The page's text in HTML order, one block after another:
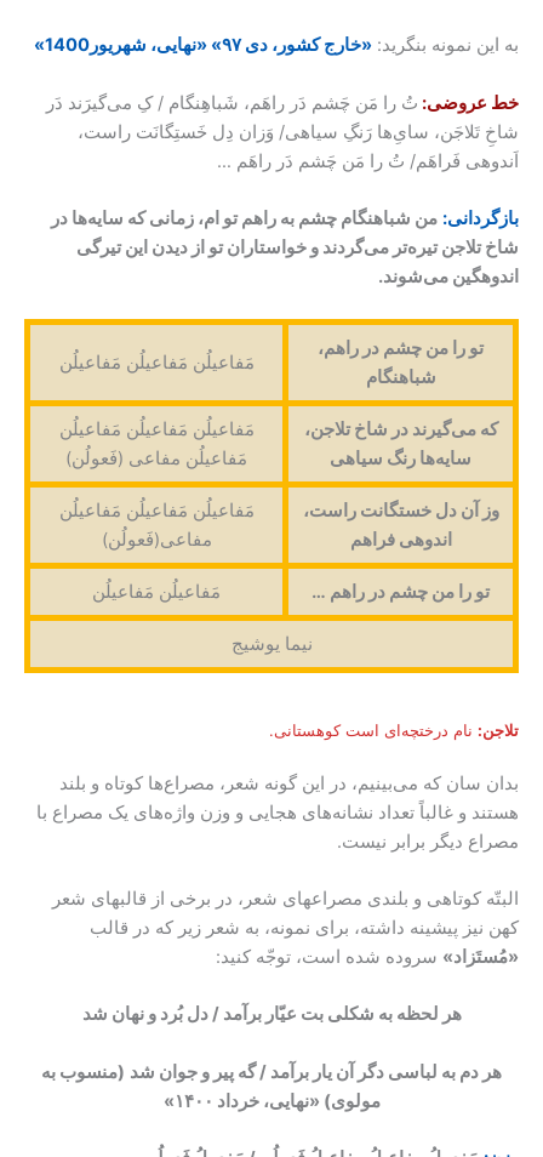
به این نمونه بنگرید: «خارج کشور، دی ۹۷» «نهایی، شهریور1400»
خط عروضی: تُ را مَن چَشم دَر راهَم، شَباهِنگام / کِ می‌گیرَند دَر
شاخِ تَلاجَن، سایِ‌ها رَنگِ سیاهی/ وَزان دِل خَستِگانَت راست،
اَندوهی فَراهَم/ تُ را مَن چَشم دَر راهَم …
بازگردانی: من شباهنگام چشم به راهم تو ام، زمانی که سایه‌ها در
شاخ تلاجن تیره‌تر می‌گردند و خواستاران تو از دیدن این تیرگی
اندوهگین می‌شوند.
تو را من چشم در راهم،
شباهنگام
مَفاعیلُن مَفاعیلُن مَفاعیلُن
که می‌گیرند در شاخ تلاجن،
سایه‌ها رنگ سیاهی
مَفاعیلُن مَفاعیلُن مَفاعیلُن
مَفاعیلُن مفاعی (فَعولُن)
وز آن دل خستگانت راست،
اندوهی فراهم
مَفاعیلُن مَفاعیلُن مَفاعیلُن
مفاعی(فَعولُن)
تو را من چشم در راهم … مَفاعیلُن مَفاعیلُن
نیما یوشیج
تلاجن: نام درختچه‌‌ای است کوهستانی.
بدان سان که می‌بینیم، در این گونه شعر، مصراع‌ها کوتاه و بلند
هستند و غالباً تعداد نشانه‌های هجایی و وزن واژه‌های یک مصراع با
مصراع دیگر برابر نیست.
البتّه کوتاهی و بلندی مصراعهای شعر، در برخی از قالبهای شعر
کهن نیز پیشینه داشته، برای نمونه، به شعر زیر که در قالب
«مُستَزاد» سروده شده است، توجّه کنید:
هر لحظه به شکلی بت عیّار برآمد / دل بُرد و نهان شد
هر دم به لباسی دگر آن یار برآمد / گه پیر و جوان شد (منسوب به
مولوی) «نهایی، خرداد ۱۴۰۰»